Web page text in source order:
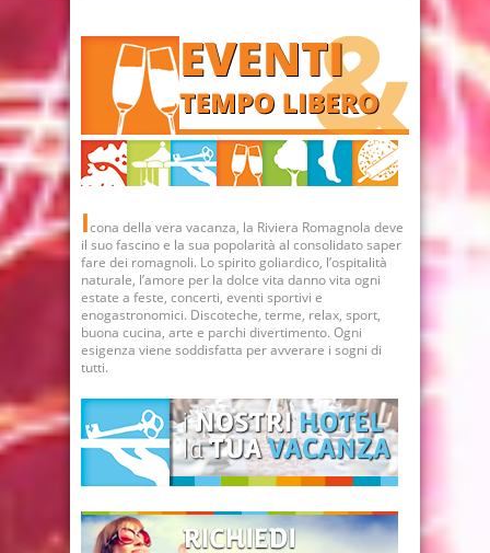
Icona della vera vacanza, la Riviera Romagnola deve
il suo fascino e la sua popolarità al consolidato saper
fare dei romagnoli. Lo spirito goliardico, l’ospitalità
naturale, l’amore per la dolce vita danno vita ogni
estate a feste, concerti, eventi sportivi e
enogastronomici. Discoteche, terme, relax, sport,
buona cucina, arte e parchi divertimento. Ogni
esigenza viene soddisfatta per avverare i sogni di
tutti.